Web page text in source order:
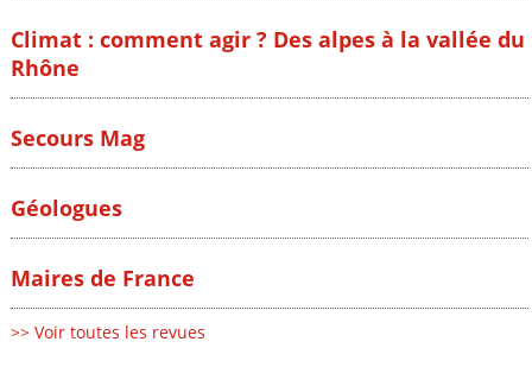
Climat : comment agir ? Des alpes à la vallée du
Rhône
Secours Mag
Géologues
Maires de France
>> Voir toutes les revues